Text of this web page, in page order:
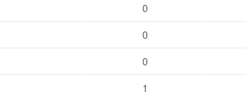
0
0
0
1